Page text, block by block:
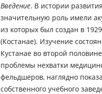
Введение. В истории
значительную роль имели
из которых был
(Костанае). Изучение
Кустанае во второй
проблемы нехватки
фельдшеров, наглядно
собственного учебного